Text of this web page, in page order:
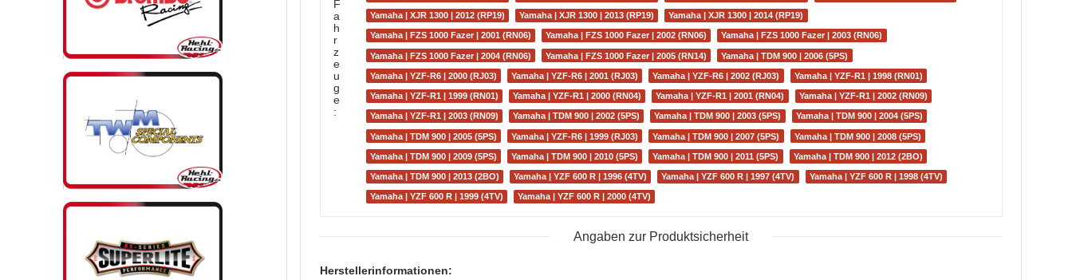
F
a
h
r
z
e
u
g
e
:
Yamaha | XJR 1300 | 2012 (RP19) Yamaha | XJR 1300 | 2013 (RP19) Yamaha | XJR 1300 | 2014 (RP19)
Yamaha | FZS 1000 Fazer | 2001 (RN06) Yamaha | FZS 1000 Fazer | 2002 (RN06) Yamaha | FZS 1000 Fazer | 2003 (RN06)
Yamaha | FZS 1000 Fazer | 2004 (RN06) Yamaha | FZS 1000 Fazer | 2005 (RN14) Yamaha | TDM 900 | 2006 (5PS)
Yamaha | YZF-R6 | 2000 (RJ03) Yamaha | YZF-R6 | 2001 (RJ03) Yamaha | YZF-R6 | 2002 (RJ03) Yamaha | YZF-R1 | 1998 (RN01)
Yamaha | YZF-R1 | 1999 (RN01) Yamaha | YZF-R1 | 2000 (RN04) Yamaha | YZF-R1 | 2001 (RN04) Yamaha | YZF-R1 | 2002 (RN09)
Yamaha | YZF-R1 | 2003 (RN09) Yamaha | TDM 900 | 2002 (5PS) Yamaha | TDM 900 | 2003 (5PS) Yamaha | TDM 900 | 2004 (5PS)
Yamaha | TDM 900 | 2005 (5PS) Yamaha | YZF-R6 | 1999 (RJ03) Yamaha | TDM 900 | 2007 (5PS) Yamaha | TDM 900 | 2008 (5PS)
Yamaha | TDM 900 | 2009 (5PS) Yamaha | TDM 900 | 2010 (5PS) Yamaha | TDM 900 | 2011 (5PS) Yamaha | TDM 900 | 2012 (2BO)
Yamaha | TDM 900 | 2013 (2BO) Yamaha | YZF 600 R | 1996 (4TV) Yamaha | YZF 600 R | 1997 (4TV) Yamaha | YZF 600 R | 1998 (4TV)
Yamaha | YZF 600 R | 1999 (4TV) Yamaha | YZF 600 R | 2000 (4TV)
Angaben zur Produktsicherheit
Herstellerinformationen: